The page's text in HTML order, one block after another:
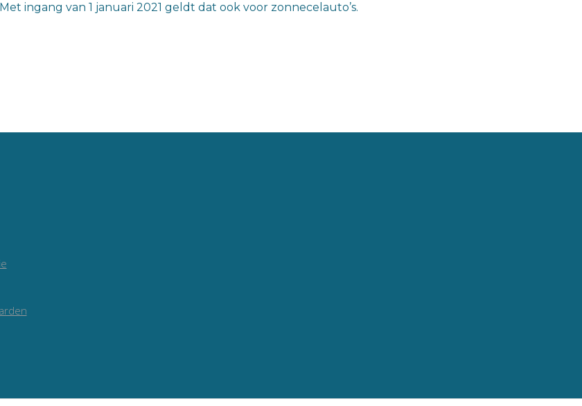
ingang van 1 januari 2021 geldt dat ook voor zonnecelauto’s.